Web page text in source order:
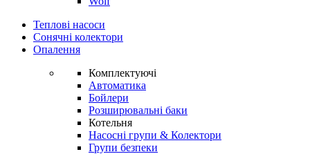
Теплові насоси
Сонячні колектори
Опалення
Комплектуючі
Автоматика
Бойлери
Розширювальні баки
Котельня
Насосні групи & Колектори
Групи безпеки